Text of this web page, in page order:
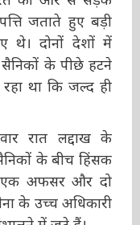
भारत की ओर से
आपत्ति जताते हुए
थे। दोनों देशों में
के सैनिकों के पीछे
जा रहा था कि
रात लद्दाख के
सैनिकों के बीच
के एक अफसर
के सेना के उच्च